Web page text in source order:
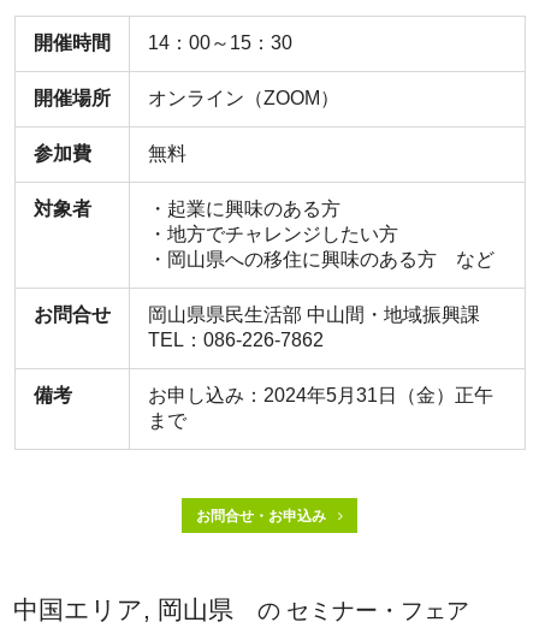
開催時間 14：00～15：30
開催場所 オンライン（ZOOM）
参加費 無料
対象者
・起業に興味のある方
・地方でチャレンジしたい方
・岡山県への移住に興味のある方 など
お問合せ
岡山県県民生活部 中山間・地域振興課
TEL：086-226-7862
備考
お申し込み：2024年5月31日（金）正午
まで
お問合せ・お申込み
中国エリア, 岡山県 の セミナー・フェア